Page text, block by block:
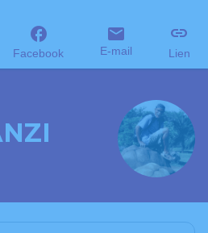
Facebook E-mail Lien